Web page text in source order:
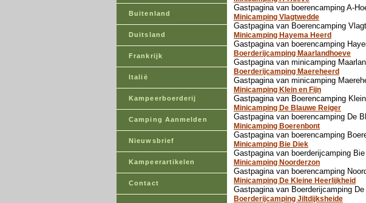
Buitenland
Duitsland
Frankrijk
Italië
Kampeerboerderij
Camping Aanmelden
Nieuwsbrief
Kampeerartikelen
Contact
Gastpagina van boerencamping A-
Minicamping Vlagtwedde
Gastpagina van Boerencamping
Minicamping Hayema Heerd
Gastpagina van boerencamping
Boerderijcamping Maarlandhoeve
Gastpagina van minicamping
Boerderijcamping Maereheerd
Gastpagina van minicamping
Minicamping Klein en Fijn
Gastpagina van Boerencamping
Minicamping De Blauwe Reiger
Gastpagina van boerencamping De
Minicamping Boerenbont
Gastpagina van boerencamping
Minicamping Bie Diek
Gastpagina van boerderijcamping
Minicamping Noorderzon
Gastpagina van boerencamping
Minicamping De Kleine Heerlijkheid
Gastpagina van Boerderijcamping
Boerderijcamping Jiltdijksheide